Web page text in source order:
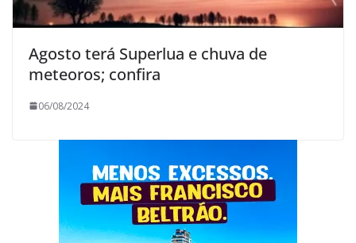
Agosto terá Superlua e chuva de
meteoros; confira
06/08/2024